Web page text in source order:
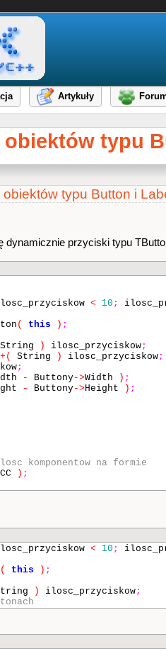
Artykuły
typu
typu Button i
dynamicznie przyciski typu
< 10 ;
( this ) ;
String ) ilosc_przyciskow;
+ ( String ) ilosc_przyciskow;
;
- Buttony->Width ) ;
- Buttony->Height ) ;
komponentow na formie
CC ) ;
< 10 ;
( this ) ;
) ilosc_przyciskow;